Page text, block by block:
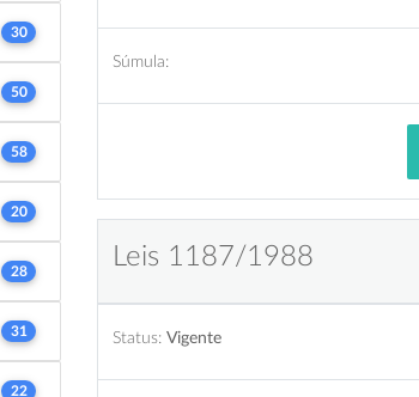
30
50
58
20
28
31
22
Súmula:
Leis 1187/1988
Status: Vigente